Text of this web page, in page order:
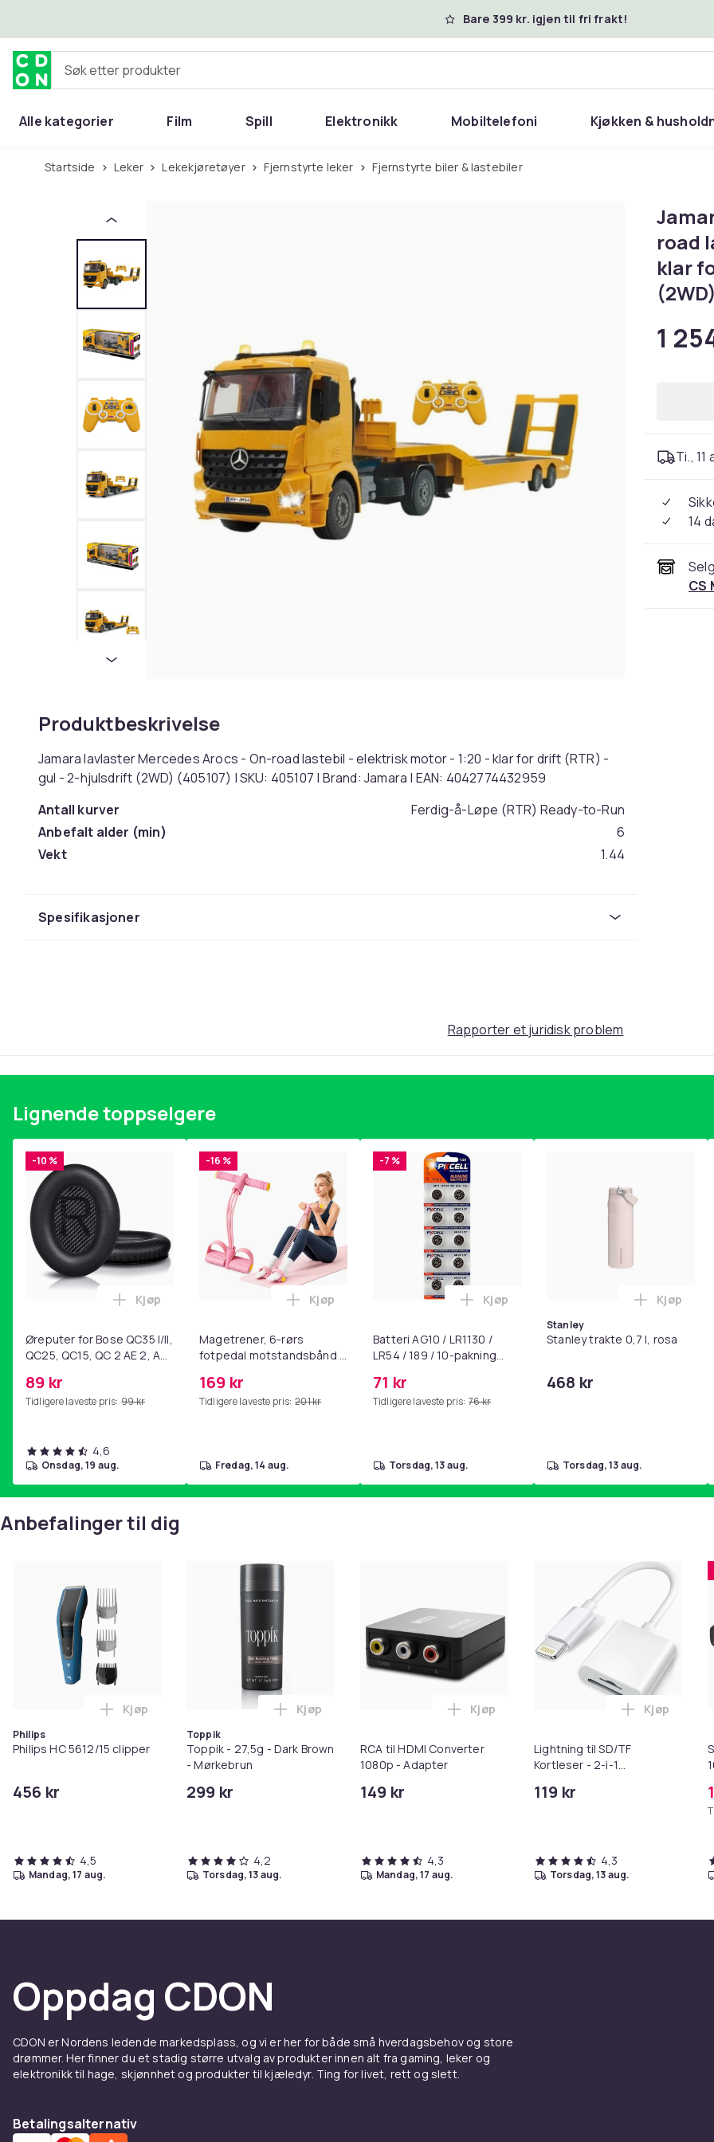
Bare 399 kr. igjen til fri frakt!
Søk etter produkter
Alle kategorier Film Spill Elektronikk Mobiltelefoni Kjøkken &
Startside Leker Lekekjøretøyer Fjernstyrte leker Fjernstyrte biler & lastebiler
Produktbeskrivelse
Jamara lavlaster Mercedes Arocs - On-road lastebil - elektrisk motor - 1:20 - klar for drift (RTR) -
gul - 2-hjulsdrift (2WD) (405107) | SKU: 405107 | Brand: Jamara | EAN: 4042774432959
Antall kurver
Ferdig-å-Løpe (RTR) Ready-to-Run
Anbefalt alder (min)
6
Vekt
1.44
Produktsikkerhetsinformasjon
Spesifikasjoner
road
klar
1
Ti., 11
14
CS
Rapporter et juridisk problem
Lignende toppselgere
-10 %
Øreputer for Bose QC35 I/II,
QC25, QC15, QC 2 AE 2, AE
SoundLink Black
89 kr
Tidligere laveste pris: 99 kr
Legg Øreputer for Bose QC35 I/II, QC25, QC15, QC 2 AE 2, AE 2i, AE 2w, SoundTrue, SoundLink Black i
Kjøp
4,6
onsdag, 19 aug.
-16 %
Magetrener, 6-rørs
fotpedal motstandsbånd -
yoga og
hjemmegymnastikk Pink
169 kr
Tidligere laveste pris: 201 kr
Legg Magetrener, 6-rørs fotpedal motstandsbånd - mage- og
Kjøp
fredag, 14 aug.
-7 %
Batteri AG10 / LR1130 /
LR54 / 189 / 10-pakning
71 kr
Tidligere laveste pris: 76 kr
Legg Batteri AG10 / LR1130 / LR54 / 189
Kjøp
torsdag, 13 aug.
Stanley
Stanley trakte 0,7 l, rosa
468 kr
Legg
Kjøp
torsdag, 13 aug.
Anbefalinger til dig
Philips
Philips HC 5612/15 clipper
456 kr
Legg Philips HC 5612/15 clipper i handlekurven
Kjøp
4,5
mandag, 17 aug.
Toppik
Toppik - 27,5g - Dark Brown
- Mørkebrun
299 kr
Legg Toppik - 27,5g - Dark Brown - Mørkebrun i handlekurven
Kjøp
4,2
torsdag, 13 aug.
RCA til HDMI Converter
1080p - Adapter
149 kr
Legg RCA til HDMI Converter 1080p -
Kjøp
4,3
mandag, 17 aug.
Lightning til SD/TF
Kortleser - 2-i-1
iPhone/iPad
119 kr
Legg
Kjøp
4,3
torsdag, 13 aug.
Oppdag CDON
CDON er Nordens ledende markedsplass, og vi er her for både små hverdagsbehov og store
drømmer. Her finner du et stadig større utvalg av produkter innen alt fra gaming, leker og
elektronikk til hage, skjønnhet og produkter til kjæledyr. Ting for livet, rett og slett.
Betalingsalternativ